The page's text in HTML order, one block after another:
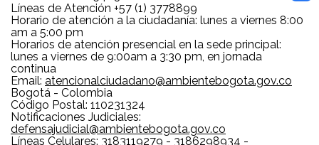
Líneas de Atención +57 (1) 3778899
Horario de atención a la ciudadanía: lunes a viernes 8:00
am a 5:00 pm
Horarios de atención presencial en la sede principal:
lunes a viernes de 9:00am a 3:30 pm, en jornada
continua
Email: atencionalciudadano@ambientebogota.gov.co
Bogotá - Colombia
Código Postal: 110231324
Notificaciones Judiciales:
defensajudicial@ambientebogota.gov.co
Líneas Celulares: 3183119279 - 3186298934 -